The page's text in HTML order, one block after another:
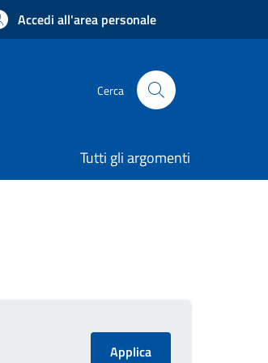
Accedi all'area personale
Cerca
Tutti gli argomenti